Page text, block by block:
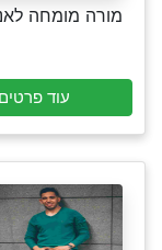
מורה מומחה
עוד פרטים